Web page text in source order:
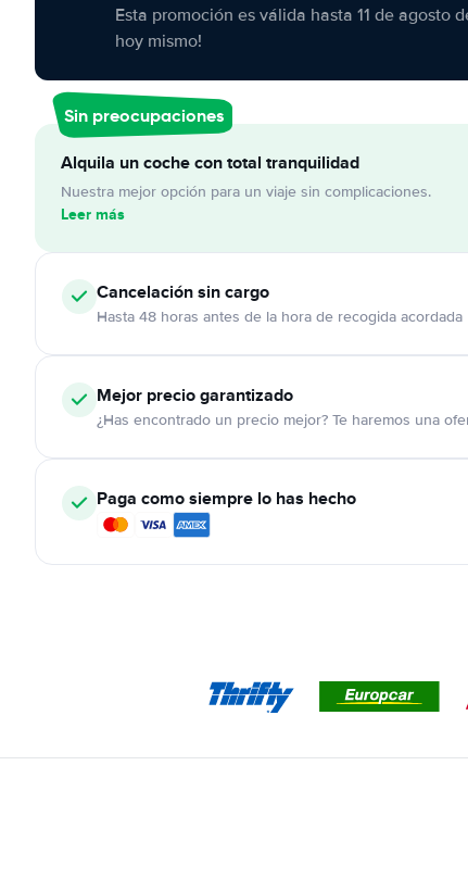
Esta promoción es válida hasta 11 de agosto
hoy mismo!
Sin preocupaciones
Alquila un coche con total tranquilidad
Nuestra mejor opción para un viaje sin complicaciones.
Leer más
Cancelaciónsin cargo
Hasta 48 horas antes de la hora de recogida acordada
Mejor precio garantizado
¿Has encontrado un precio mejor? Te haremos una
Paga como siempre lo has hecho